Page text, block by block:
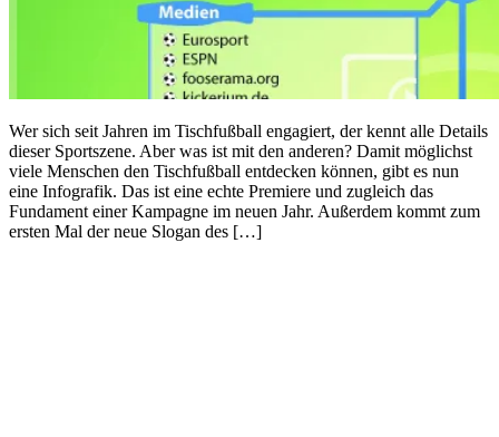
Wer sich seit Jahren im Tischfußball engagiert, der kennt alle Details
dieser Sportszene. Aber was ist mit den anderen? Damit möglichst
viele Menschen den Tischfußball entdecken können, gibt es nun
eine Infografik. Das ist eine echte Premiere und zugleich das
Fundament einer Kampagne im neuen Jahr. Außerdem kommt zum
ersten Mal der neue Slogan des […]